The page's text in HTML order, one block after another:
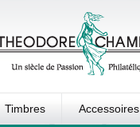
Timbres Accessoires